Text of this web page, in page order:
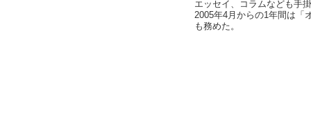
エッセイ、コラムなども手
2005年4月からの1年間は「
も務めた。